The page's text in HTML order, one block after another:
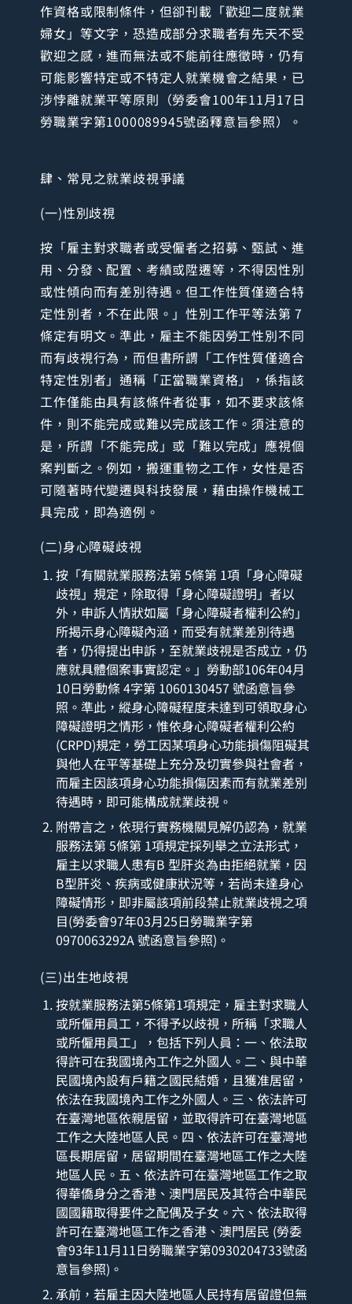
作資格或限制條件，但卻刊載「歡迎二度就業
婦女」等文字，恐造成部分求職者有先天不受
歡迎之感，進而無法或不能前往應徵時，仍有
可能影響特定或不特定人就業機會之結果，已
涉悖離就業平等原則（勞委會100年11月17日
勞職業字第1000089945號函釋意旨參照）。
肆、常見之就業歧視爭議
(一)性別歧視
按「雇主對求職者或受僱者之招募、甄試、進
用、分發、配置、考績或陞遷等，不得因性別
或性傾向而有差別待遇。但工作性質僅適合特
定性別者，不在此限。」性別工作平等法第 7
條定有明文。準此，雇主不能因勞工性別不同
而有歧視行為，而但書所謂「工作性質僅適合
特定性別者」通稱「正當職業資格」，係指該
工作僅能由具有該條件者從事，如不要求該條
件，則不能完成或難以完成該工作。須注意的
是，所謂「不能完成」或「難以完成」應視個
案判斷之。例如，搬運重物之工作，女性是否
可隨著時代變遷與科技發展，藉由操作機械工
具完成，即為適例。
(二)身心障礙歧視
按「有關就業服務法第 5條第 1項「身心障礙
歧視」規定，除取得「身心障礙證明」者以
外，申訴人情狀如屬「身心障礙者權利公約」
所揭示身心障礙內涵，而受有就業差別待遇
者，仍得提出申訴，至就業歧視是否成立，仍
應就具體個案事實認定。」勞動部106年04月
10日勞動條 4字第 1060130457 號函意旨參
照。準此，縱身心障礙程度未達到可領取身心
障礙證明之情形，惟依身心障礙者權利公約
(CRPD)規定，勞工因某項身心功能損傷阻礙其
與他人在平等基礎上充分及切實參與社會者，
而雇主因該項身心功能損傷因素而有就業差別
待遇時，即可能構成就業歧視。
附帶言之，依現行實務機關見解仍認為，就業
服務法第 5條第 1項規定採列舉之立法形式，
雇主以求職人患有B 型肝炎為由拒絕就業，因
B型肝炎、疾病或健康狀況等，若尚未達身心
障礙情形，即非屬該項前段禁止就業歧視之項
目(勞委會97年03月25日勞職業字第
0970063292A 號函意旨參照)。
(三)出生地歧視
按就業服務法第5條第1項規定，雇主對求職人
或所僱用員工，不得予以歧視，所稱「求職人
或所僱用員工」，包括下列人員：一、依法取
得許可在我國境內工作之外國人。二、與中華
民國境內設有戶籍之國民結婚，且獲准居留，
依法在我國境內工作之外國人。三、依法許可
在臺灣地區依親居留，並取得許可在臺灣地區
工作之大陸地區人民。四、依法許可在臺灣地
區長期居留，居留期間在臺灣地區工作之大陸
地區人民。五、依法許可在臺灣地區工作之取
得華僑身分之香港、澳門居民及其符合中華民
國國籍取得要件之配偶及子女。六、依法取得
許可在臺灣地區工作之香港、澳門居民 (勞委
會93年11月11日勞職業字第0930204733號函
意旨參照)。
承前，若雇主因大陸地區人民持有居留證但無